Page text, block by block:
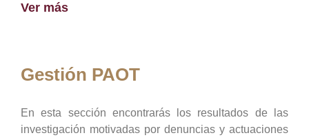
Ver más
Gestión PAOT
En esta sección encontrarás los resultados de las
investigación motivadas por denuncias y actuaciones